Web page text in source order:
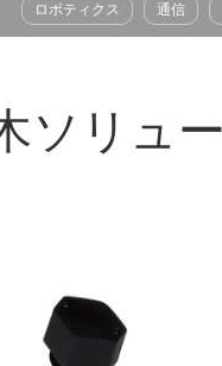
ロボティクス 通信
ソリュ